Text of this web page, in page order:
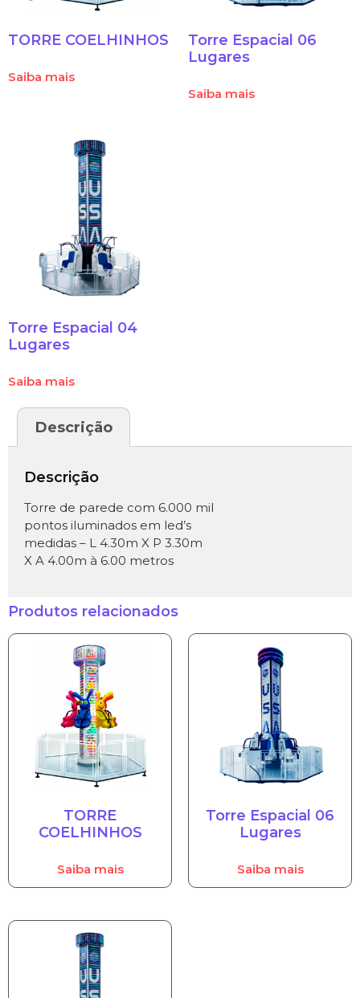
TORRE COELHINHOS
Saiba mais
Torre Espacial 06
Lugares
Saiba mais
Torre Espacial 04
Lugares
Saiba mais
Descrição
Descrição
Torre de parede com 6.000 mil
pontos iluminados em led’s
medidas – L 4.30m X P 3.30m
X A 4.00m à 6.00 metros
Produtos relacionados
TORRE
COELHINHOS
Saiba mais
Torre Espacial 06
Lugares
Saiba mais